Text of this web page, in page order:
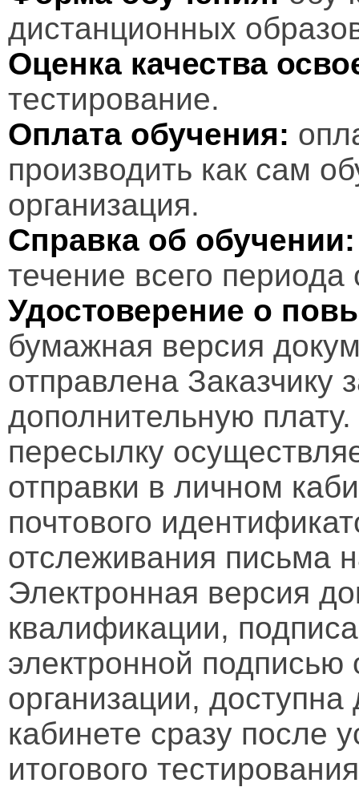
дистанционных
Оценка качества
тестирование.
Оплата обучения:
производить как сам
организация.
Справка об обучении:
течение всего периода
Удостоверение о
бумажная версия
отправлена Заказчику
дополнительную
пересылку
отправки в личном
почтового
отслеживания письма
Электронная версия
квалификации,
электронной подписью
организации,
кабинете сразу после
итогового